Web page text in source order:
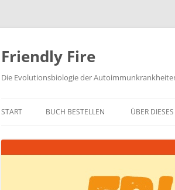
Zum
springen
Friendly Fire
Die Evolutionsbiologie der
START BUCH BESTELLEN ÜBER